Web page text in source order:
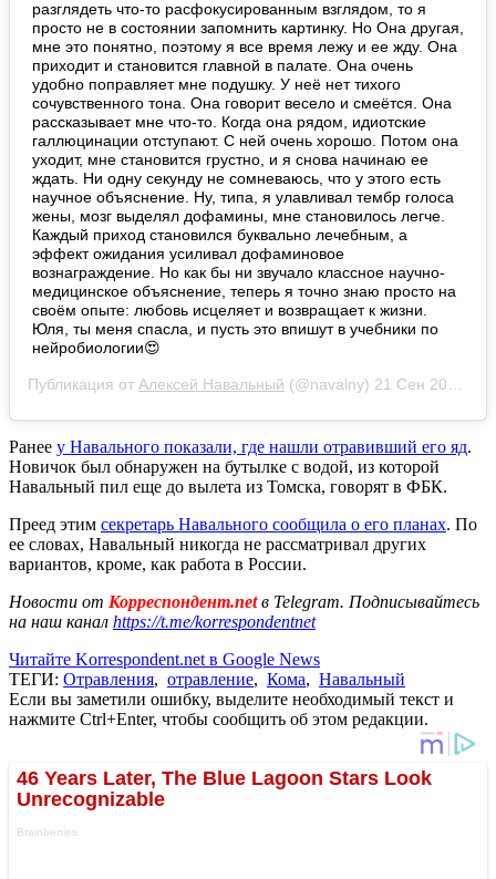
разглядеть что-то расфокусированным взглядом, то я
просто не в состоянии запомнить картинку. Но Она другая,
мне это понятно, поэтому я все время лежу и ее жду. Она
приходит и становится главной в палате. Она очень
удобно поправляет мне подушку. У неё нет тихого
сочувственного тона. Она говорит весело и смеётся. Она
рассказывает мне что-то. Когда она рядом, идиотские
галлюцинации отступают. С ней очень хорошо. Потом она
уходит, мне становится грустно, и я снова начинаю ее
ждать. Ни одну секунду не сомневаюсь, что у этого есть
научное объяснение. Ну, типа, я улавливал тембр голоса
жены, мозг выделял дофамины, мне становилось легче.
Каждый приход становился буквально лечебным, а
эффект ожидания усиливал дофаминовое
вознаграждение. Но как бы ни звучало классное научно-
медицинское объяснение, теперь я точно знаю просто на
своём опыте: любовь исцеляет и возвращает к жизни.
Юля, ты меня спасла, и пусть это впишут в учебники по
нейробиологии😍
Публикация от Алексей Навальный (@navalny) 21 Сен 2020 в 4:02 PDT
Ранее у Навального показали, где нашли отравивший его яд.
Новичок был обнаружен на бутылке с водой, из которой
Навальный пил еще до вылета из Томска, говорят в ФБК.
Преед этим секретарь Навального сообщила о его планах. По
ее словах, Навальный никогда не рассматривал других
вариантов, кроме, как работа в России.
Новости от Корреспондент.netв Telegram. Подписывайтесь
на наш канал https://t.me/korrespondentnet
Читайте Korrespondent.net в Google News
ТЕГИ: Отравления, отравление, Кома, Навальный
Если вы заметили ошибку, выделите необходимый текст и
нажмите Ctrl+Enter, чтобы сообщить об этом редакции.